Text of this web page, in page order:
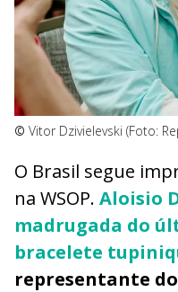
© Vitor Dzivielevski (Foto:
O Brasil segue
na WSOP. Aloisio
madrugada do
bracelete
representante